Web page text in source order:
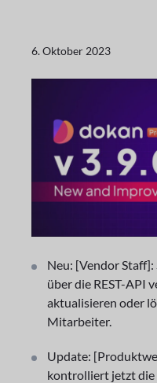
6. Oktober 2023
Neu: [Vendor
über die REST-API
aktualisieren oder
Mitarbeiter.
Update:
kontrolliert jetzt die